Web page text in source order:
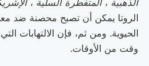
الروتا يمكن أن تصبح محصنة ضد
الحيوية. ومن ثم، فإن الالتهابات
وقت من الأوقات.